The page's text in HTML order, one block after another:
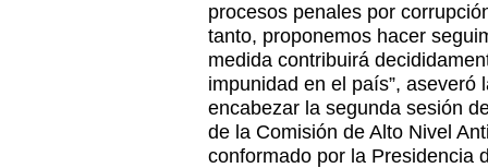
procesos penales por
tanto, proponemos hacer
medida contribuirá
impunidad en el país”, aseveró
encabezar la segunda sesión
de la Comisión de Alto Nivel
conformado por la Presidencia